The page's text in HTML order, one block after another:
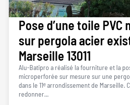
Pose d’une toile
sur pergola acier
Marseille 13011
Alu-Batipro a réalisé la fourniture et la
microperforée sur mesure sur une
dans le 11ᵉ arrondissement de Marseille.
redonner...